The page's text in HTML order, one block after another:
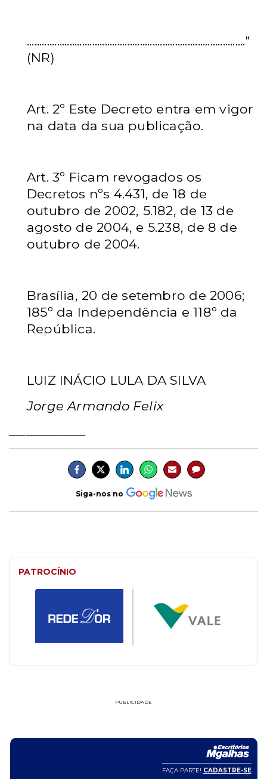
......................................................................................."
(NR)
Art. 2º Este Decreto entra em vigor
na data da sua publicação.
Art. 3º Ficam revogados os
Decretos nºs 4.431, de 18 de
outubro de 2002, 5.182, de 13 de
agosto de 2004, e 5.238, de 8 de
outubro de 2004.
Brasília, 20 de setembro de 2006;
185º da Independência e 118º da
República.
LUIZ INÁCIO LULA DA SILVA
Jorge Armando Felix
Siga-nos no
PATROCÍNIO
PUBLICIDADE
FAÇA PARTE! CADASTRE-SE